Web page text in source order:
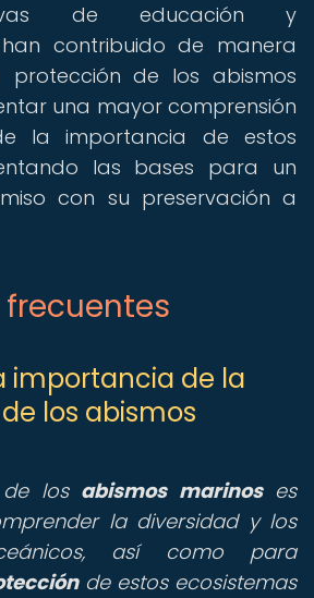
de educación y
contribuido de manera
de los abismos
una mayor comprensión
la importancia de estos
las bases para un
con su preservación a
importancia de la
los abismos
de los abismos marinoses
la diversidad y los
así como para
de estos ecosistemas